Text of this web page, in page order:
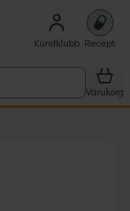
Kundklubb Recept
Varukorg